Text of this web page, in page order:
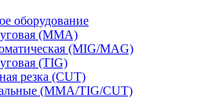
оборудование
(MMA)
(MIG/MAG)
(TIG)
резка (CUT)
(MMA/TIG/CUT)